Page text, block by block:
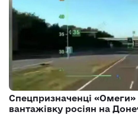
Спецпризначенці
вантажівку росіян на